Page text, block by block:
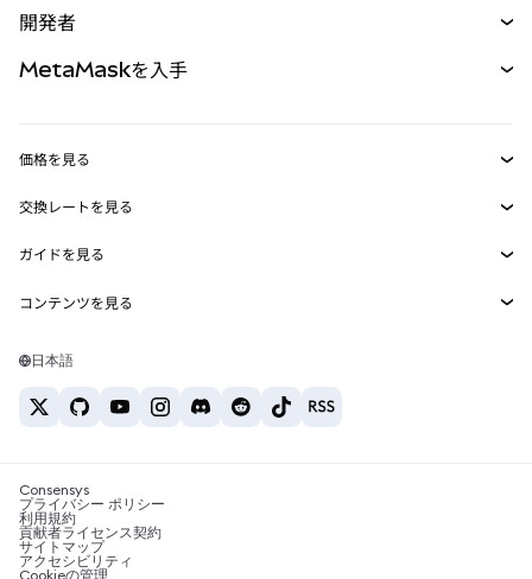
パーペチュアル
RWA
開発者
MetaMask Connect
Snaps
Web3サービス
MetaMaskを入手
セキュリティ
サポート
キャリア
お問い合わせ
価格を見る
イーサリアムの価格
Solanaの価格
Tetherの価格
交換レートを見る
ETH→USD
USDT→INR
BTC→INR
ETH→USDT
ガイドを見る
ETHの購入
USDTの購入
SHIBの購入
BNBの購入
コンテンツを見る
Solanaウォレット
税制関連ニュース
暗号資産の購入方法は？
ビットコインを売るには？
日本語
Consensys
プライバシー ポリシー
利用規約
貢献者ライセンス契約
サイトマップ
アクセシビリティ
Cookieの管理